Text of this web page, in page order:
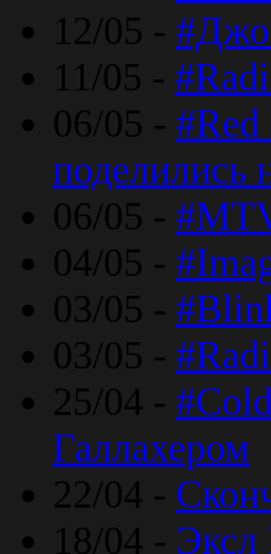
12/05 -
11/05 -
06/05 -
поделились
06/05 -
04/05 -
03/05 -
03/05 -
25/04 -
Галлахером
22/04 -
18/04 - Эксл